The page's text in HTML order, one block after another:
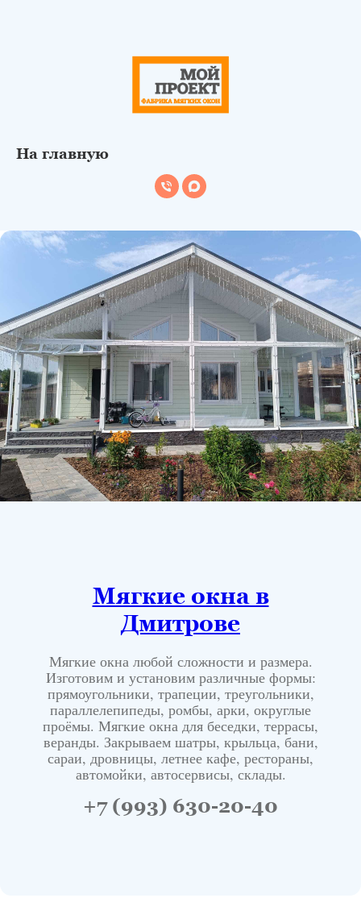
На главную
Мягкие окна в
Дмитрове
Мягкие окна любой сложности и размера.
Изготовим и установим различные формы:
прямоугольники, трапеции, треугольники,
параллелепипеды, ромбы, арки, округлые
проёмы. Мягкие окна для беседки, террасы,
веранды. Закрываем шатры, крыльца, бани,
сараи, дровницы, летнее кафе, рестораны,
автомойки, автосервисы, склады.
+7 (993) 630-20-40